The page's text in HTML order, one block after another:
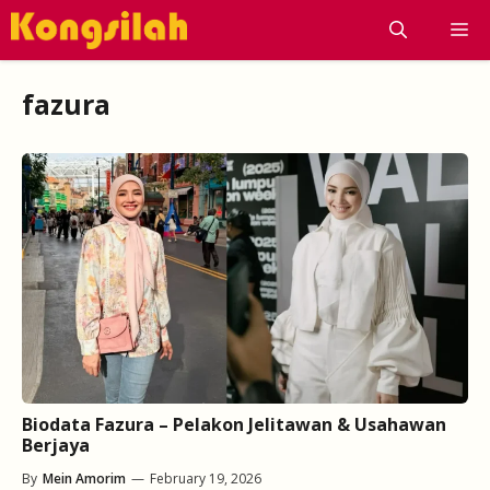
Skip
fazura
Biodata Fazura – Pelakon Jelitawan & Usahawan
Berjaya
By Mein Amorim — February 19, 2026